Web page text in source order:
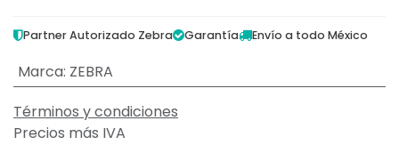
Partner Autorizado Zebra Garantía Envío a todo México
Marca: ZEBRA
Términos y condiciones
Precios más IVA